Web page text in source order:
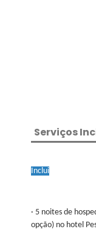
Serviços
Inclui
· 5 noites de
opção) no hotel